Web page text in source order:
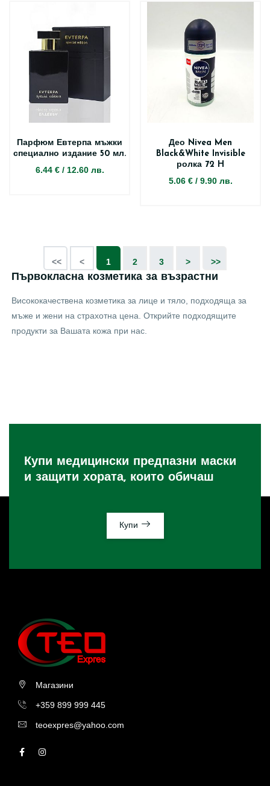
Парфюм Евтерпа мъжки
специално издание 50 мл.
6.44 €/ 12.60 лв.
Део Nivea Men
Black&White Invisible
ролка 72 H
5.06 €/ 9.90 лв.
<< < 1 2 3 > >>
Първокласна козметика за възрастни
Висококачествена козметика за лице и тяло, подходяща за
мъже и жени на страхотна цена. Открийте подходящите
продукти за Вашата кожа при нас.
Купи медицински предпазни маски
и защити хората, които обичаш
Купи
Магазини
+359 899 999 445
teoexpres@yahoo.com